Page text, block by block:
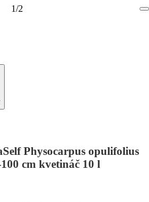
1/2
Physocarpus opulifolius
cm kvetináč 10 l